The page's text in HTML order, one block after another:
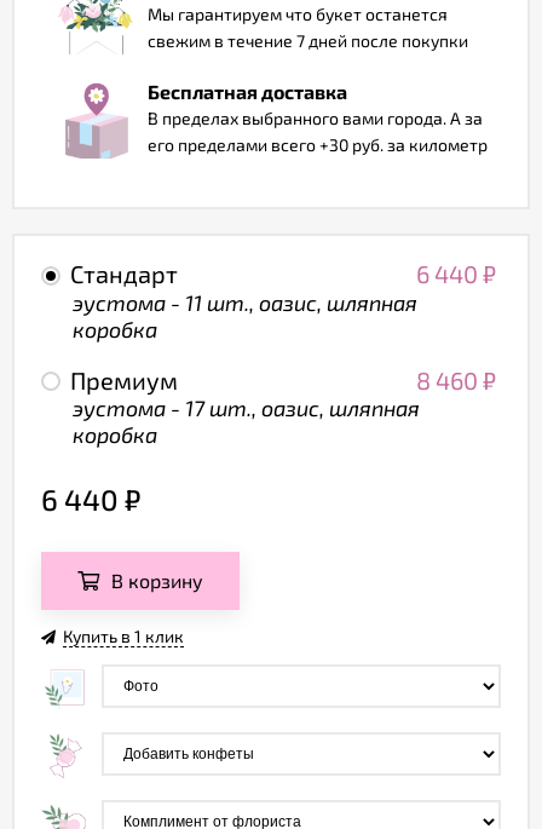
Мы гарантируем что букет останется
свежим в течение 7 дней после покупки
Бесплатная доставка
В пределах выбранного вами города. А за
его пределами всего +30 руб. за километр
Стандарт 6 440 ₽
эустома - 11 шт., оазис, шляпная
коробка
Премиум 8 460 ₽
эустома - 17 шт., оазис, шляпная
коробка
6 440 ₽
В корзину
Купить в 1 клик